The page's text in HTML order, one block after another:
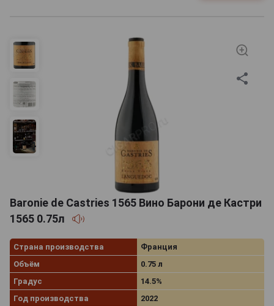
Baronie de Castries 1565 Вино Барони де Кастри
1565 0.75л
Страна производства
Франция
Объём
0.75 л
Градус
14.5%
Год производства
2022